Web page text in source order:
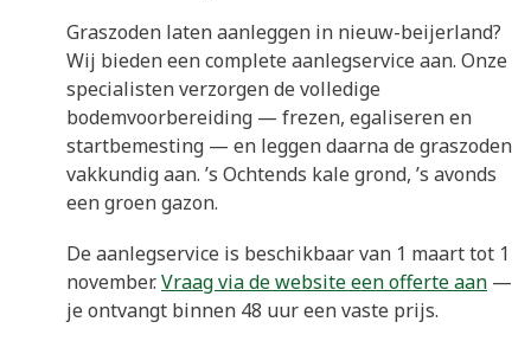
Graszoden laten aanleggen in nieuw-beijerland?
Wij bieden een complete aanlegservice aan. Onze
specialisten verzorgen de volledige
bodemvoorbereiding — frezen, egaliseren en
startbemesting — en leggen daarna de graszoden
vakkundig aan. ’s Ochtends kale grond, ’s avonds
een groen gazon.
De aanlegservice is beschikbaar van 1 maart tot 1
november.Vraag via de website een offerte aan —
je ontvangt binnen 48 uur een vaste prijs.